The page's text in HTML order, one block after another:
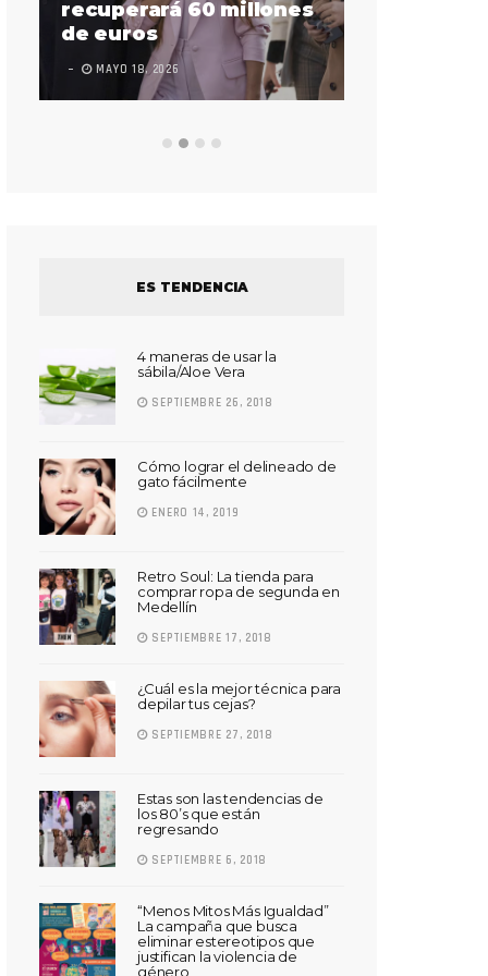
recuperará 60 millones
de euros
MAYO 18, 2026
ES TENDENCIA
4 maneras de usar la
sábila/Aloe Vera
SEPTIEMBRE 26, 2018
Cómo lograr el delineado de
gato fácilmente
ENERO 14, 2019
Retro Soul: La tienda para
comprar ropa de segunda en
Medellín
SEPTIEMBRE 17, 2018
¿Cuál es la mejor técnica para
depilar tus cejas?
SEPTIEMBRE 27, 2018
Estas son las tendencias de
los 80’s que están
regresando
SEPTIEMBRE 6, 2018
“Menos Mitos Más Igualdad”
La campaña que busca
eliminar estereotipos que
justifican la violencia de
género